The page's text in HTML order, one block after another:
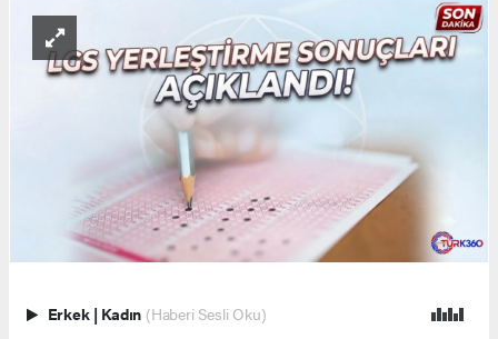
Erkek | Kadın (Haberi Sesli Oku)